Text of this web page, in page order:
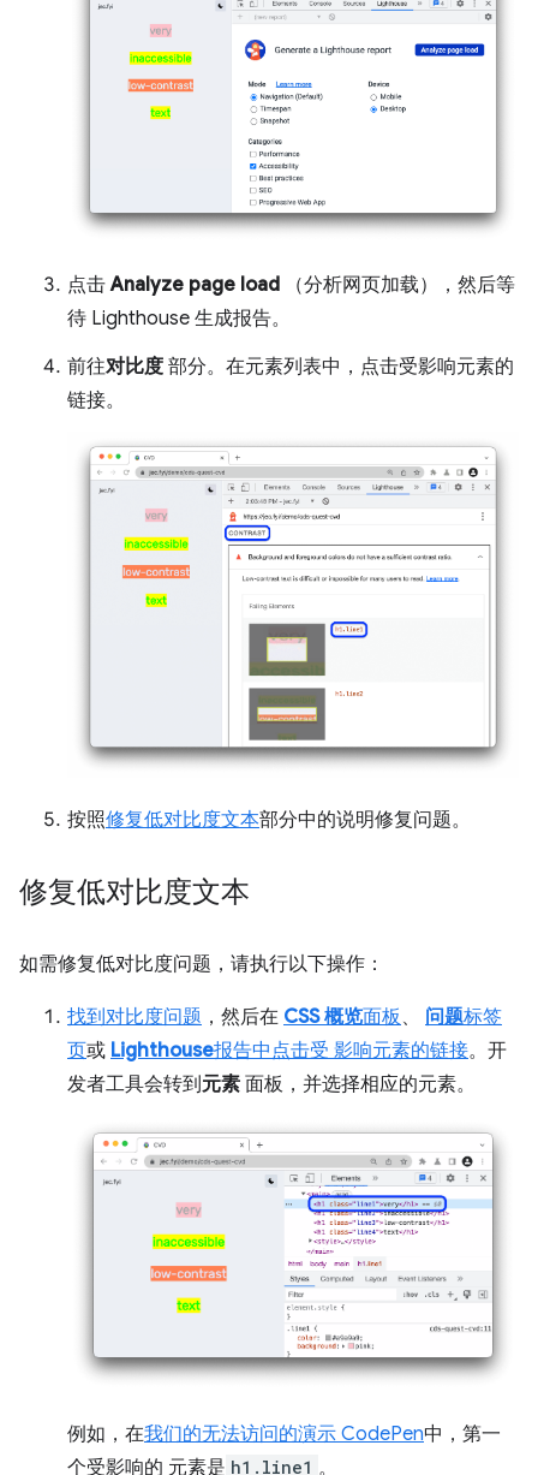
点击Analyze page load （分析网页加载），然后等
待 Lighthouse 生成报告。
前往对比度 部分。在元素列表中，点击受影响元素的
链接。
按照修复低对比度文本部分中的说明修复问题。
修复低对比度文本
如需修复低对比度问题，请执行以下操作：
找到对比度问题 ，然后在 CSS 概览面板 、 问题标签
页或 Lighthouse报告中点击受 影响元素的链接。开
发者工具会转到元素 面板，并选择相应的元素。
例如，在我们的无法访问的演示 CodePen中，第一
个受影响的 元素是 h1.line1 。